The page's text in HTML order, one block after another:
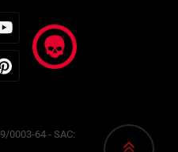
0003-64 - SAC: